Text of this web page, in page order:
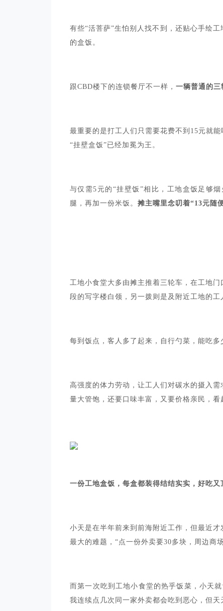
有些“活菩萨”生怕别人找不到，还贴心手绘
的盒饭。
跟CBD楼下的连锁餐厅不一样， 一辆普通的三
最重要的是打工人们只需要花费不到15元就
“挂壁盒饭”已经加冕为王。
与仅需5元的“挂壁饭”相比，工地盒饭足够
腿，再加一份米饭。 摊主嘴里念叨着“13元随
工地小食堂大多由摊主推着三轮车，在工地
段的写字楼白领，另一拨则是及附近工地的工
每到饭点，客人多了起来，自行勺菜，能吃
高强度的体力劳动，让工人们对碳水的摄入
量大管饱，还要口味丰富，又要价格亲民，
一份工地盒饭，每盒都装得结结实实，好吃又
小天是在半年前来到前海附近工作，但最近
最大的难题，“点一份外卖要30多块，周边商
而第一次吃到工地小食堂的热乎饭菜，小天
我连续点几次同一家外卖都会吃到恶心，但